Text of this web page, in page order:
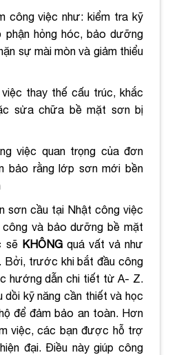
công việc như: kiểm tra kỹ
hỏng hóc, bảo dưỡng
sự mài mòn và giảm thiểu
thay thế cấu trúc, khắc
sửa chữa bề mặt sơn bị
việc quan trọng của đơn
bảo rằng lớp sơn mới bền
sơn cầu tại Nhật công việc
công và bảo dưỡng bề mặt
sẽ KHÔNGquá vất vả như
Bởi, trước khi bắt đầu công
hướng dẫn chi tiết từ A- Z.
kỹ năng cần thiết và học
để đảm bảo an toàn. Hơn
việc, các bạn được hỗ trợ
đại. Điều này giúp công